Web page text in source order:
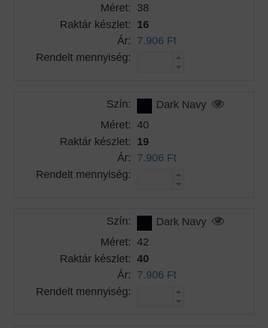
Méret: 38
Raktár készlet: 16
Ár: 7.906 Ft
Rendelt mennyiség:
Szín:
Dark Navy
Méret: 40
Raktár készlet: 19
Ár: 7.906 Ft
Rendelt mennyiség:
Szín:
Dark Navy
Méret: 42
Raktár készlet: 40
Ár: 7.906 Ft
Rendelt mennyiség: